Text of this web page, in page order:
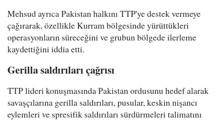
Mehsud ayrıca Pakistan halkını TTP'ye destek vermeye
çağırarak, özellikle Kurram bölgesinde yürüttükleri
operasyonların süreceğini ve grubun bölgede ilerleme
kaydettiğini iddia etti.
Gerilla saldırıları çağrısı
TTP lideri konuşmasında Pakistan ordusunu hedef alarak
savaşçılarına gerilla saldırıları, pusular, keskin nişancı
eylemleri ve spresifik saldırıları sürdürmeleri talimatını